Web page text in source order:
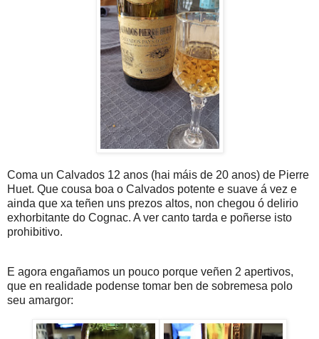
Coma un Calvados 12 anos (hai máis de 20 anos) de Pierre
Huet. Que cousa boa o Calvados potente e suave á vez e
ainda que xa teñen uns prezos altos, non chegou ó delirio
exhorbitante do Cognac. A ver canto tarda e poñerse isto
prohibitivo.
E agora engañamos un pouco porque veñen 2 apertivos,
que en realidade podense tomar ben de sobremesa polo
seu amargor: